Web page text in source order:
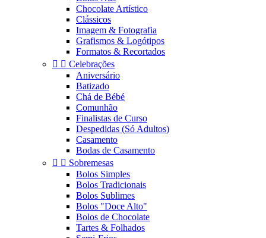
Chocolate Artístico
Clássicos
Imagem & Fotografia
Grafismos & Logótipos
Formatos & Recortados
  Celebrações
Aniversário
Batizado
Chá de Bébé
Comunhão
Finalistas de Curso
Despedidas (Só Adultos)
Casamento
Bodas de Casamento
  Sobremesas
Bolos Simples
Bolos Tradicionais
Bolos Sublimes
Bolos "Doce Alto"
Bolos de Chocolate
Tartes & Folhados